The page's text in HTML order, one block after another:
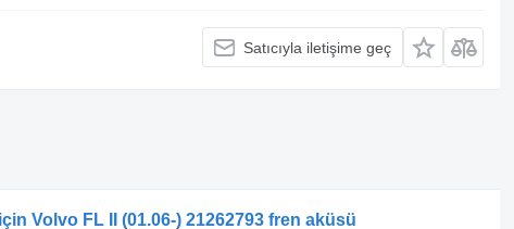
Satıcıyla iletişime geç
Volvo FL II (01.06-) 21262793 fren aküsü